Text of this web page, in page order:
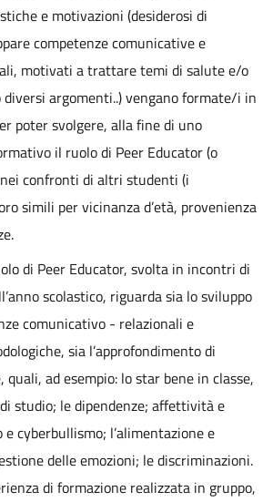
e motivazioni (desiderosi di
competenze comunicative e
motivati a trattare temi di salute e/o
argomenti..) vengano formate/i in
poter svolgere, alla fine di uno
il ruolo di Peer Educator (o
confronti di altri studenti (i
simili per vicinanza d’età, provenienza
di Peer Educator, svolta in incontri di
scolastico, riguarda sia lo sviluppo
comunicativo - relazionali e
sia l’approfondimento di
ad esempio: lo star bene in classe,
studio; le dipendenze; affettività e
cyberbullismo; l’alimentazione e
delle emozioni; le discriminazioni.
di formazione realizzata in gruppo,